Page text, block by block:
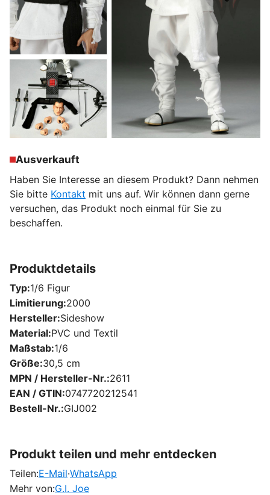
Ausverkauft
Haben Sie Interesse an diesem Produkt? Dann nehmen
Sie bitte Kontakt mit uns auf. Wir können dann gerne
versuchen, das Produkt noch einmal für Sie zu
beschaffen.
Produktdetails
Typ 1/6 Figur
Limitierung 2000
Hersteller Sideshow
Material PVC und Textil
Maßstab 1/6
Größe 30,5 cm
MPN / Hersteller-Nr. 2611
EAN / GTIN 0747720212541
Bestell-Nr. GIJ002
Produkt teilen und mehr entdecken
Teilen:E-Mail·WhatsApp
Mehr von:G.I. Joe